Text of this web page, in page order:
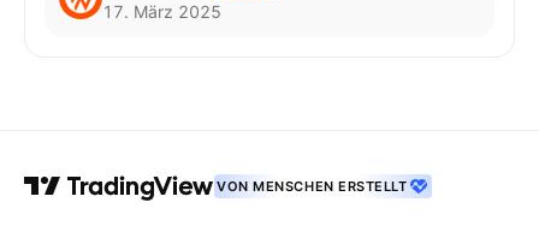
17. März 2025
VON MENSCHEN ERSTELLT